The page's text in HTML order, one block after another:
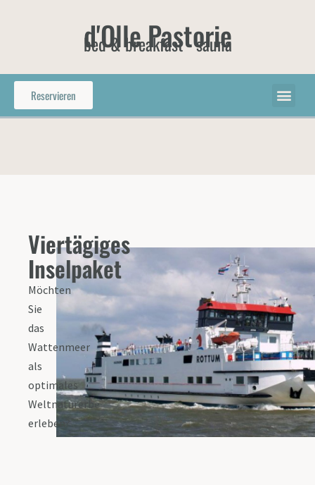
d'Olle Pastorie
bed & breakfast - sauna
Reservieren
Viertägiges
Inselpaket
Möchten
Sie
das
Wattenmeer
als
optimales
Weltnaturerbe
erleben?